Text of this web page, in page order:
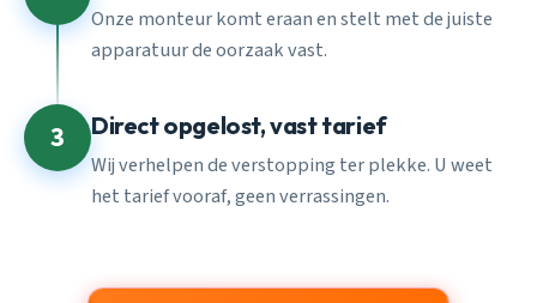
Onze monteur komt eraan en stelt met de juiste
apparatuur de oorzaak vast.
3 Direct opgelost, vast tarief
Wij verhelpen de verstopping ter plekke. U weet
het tarief vooraf, geen verrassingen.